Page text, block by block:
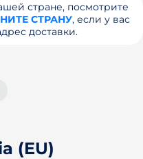
стране, посмотрите
СТРАНУ, если у вас
доставки.
(EU)